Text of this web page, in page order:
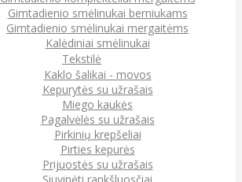
Gimtadienio smėlinukai berniukams
Gimtadienio smėlinukai mergaitėms
Kalėdiniai smėlinukai
Tekstilė
Kaklo šalikai - movos
Kepurytės su užrašais
Miego kaukės
Pagalvėlės su užrašais
Pirkinių krepšeliai
Pirties kepurės
Prijuostės su užrašais
Siuvinėti rankšluosčiai